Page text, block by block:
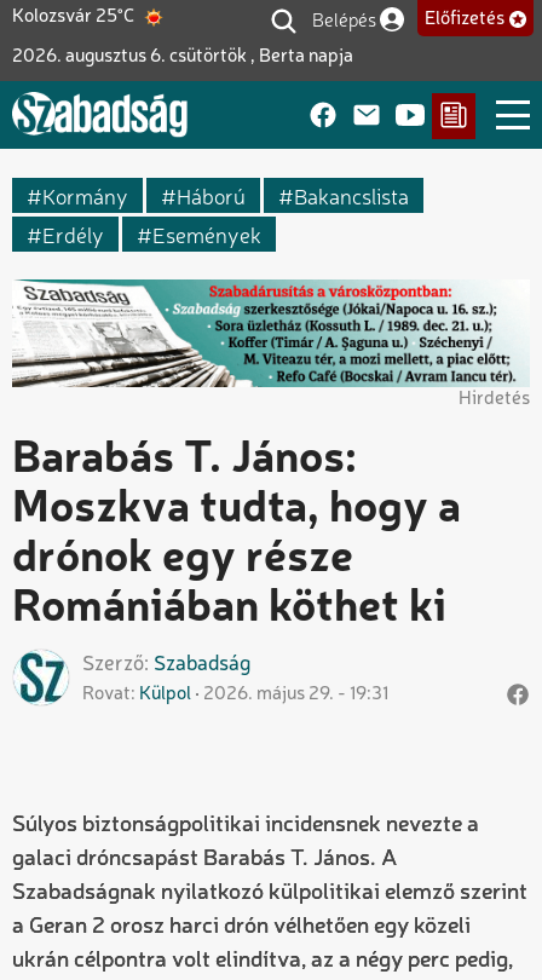
Ugrás
tartalomra
Kolozsvár 25°C
2026. augusztus 6. csütörtök , Berta napja
Felhasználói fiók
Belépés Előfizetés
Kormány Háború
Bakancslista
Erdély
Események
Hirdetés
Barabás T. János:
Moszkva tudta, hogy a
drónok egy része
Romániában köthet ki
Szerző Szabadság
Rovat Külpol 2026. május 29. - 19:31
Súlyos biztonságpolitikai incidensnek nevezte a
galaci dróncsapást Barabás T. János. A
Szabadságnak nyilatkozó külpolitikai elemző szerint
a Geran 2 orosz harci drón vélhetően egy közeli
ukrán célpontra volt elindítva, az a négy perc pedig,